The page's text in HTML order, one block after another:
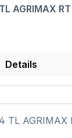
AGRIMAX
Details